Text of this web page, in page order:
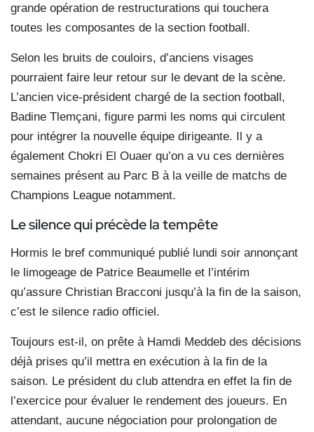
grande opération de restructurations qui touchera
toutes les composantes de la section football.
Selon les bruits de couloirs, d’anciens visages
pourraient faire leur retour sur le devant de la scène.
L’ancien vice-président chargé de la section football,
Badine Tlemçani, figure parmi les noms qui circulent
pour intégrer la nouvelle équipe dirigeante. Il y a
également Chokri El Ouaer qu’on a vu ces dernières
semaines présent au Parc B à la veille de matchs de
Champions League notamment.
Le silence qui précède la tempête
Hormis le bref communiqué publié lundi soir annonçant
le limogeage de Patrice Beaumelle et l’intérim
qu’assure Christian Bracconi jusqu’à la fin de la saison,
c’est le silence radio officiel.
Toujours est-il, on prête à Hamdi Meddeb des décisions
déjà prises qu’il mettra en exécution à la fin de la
saison. Le président du club attendra en effet la fin de
l’exercice pour évaluer le rendement des joueurs. En
attendant, aucune négociation pour prolongation de